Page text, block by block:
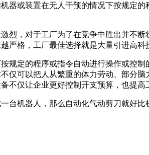
器或装置在无人干预的情况下按规定
烈，对于工厂为了在竞争中胜出并不
严格，工厂最佳选择就是大量引进高
规定的程序或指令自动进行操作或控
仅可以把人从繁重的体力劳动、部分
不仅让企业更好控制开支预算，也提高
台机器人，那么自动化气动剪刀就好